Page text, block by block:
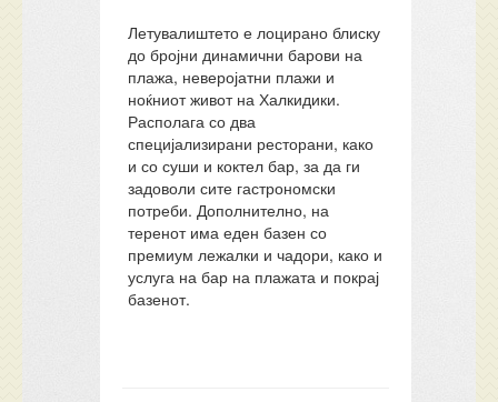
Летувалиштето е лоцирано блиску
до бројни динамични барови на
плажа, неверојатни плажи и
ноќниот живот на Халкидики.
Располага со два
специјализирани ресторани, како
и со суши и коктел бар, за да ги
задоволи сите гастрономски
потреби. Дополнително, на
теренот има еден базен со
премиум лежалки и чадори, како и
услуга на бар на плажата и покрај
базенот.